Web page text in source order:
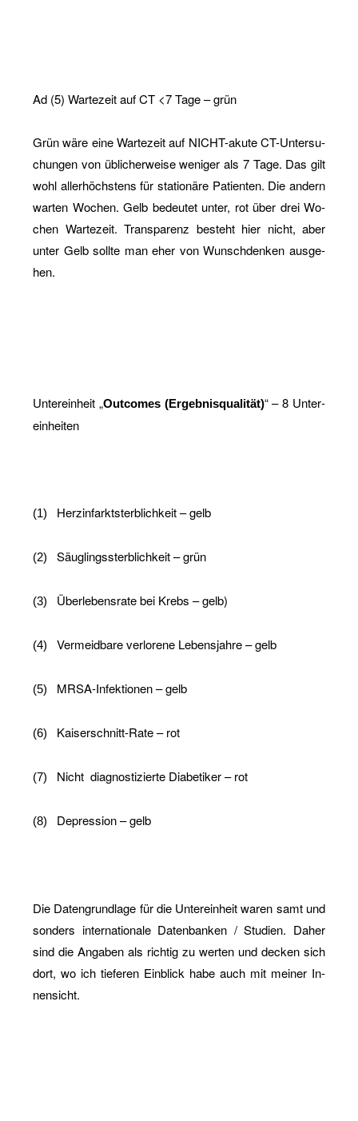
Ad (5) War­te­zeit auf CT <7 Tage – grün
Grün wäre eine War­te­zeit auf NICHT-aku­te CT-Un­ter­su­
chun­gen von üb­li­cher­wei­se we­ni­ger als 7 Tage. Das gilt
wohl al­ler­höchs­tens für sta­tio­nä­re Pa­ti­en­ten. Die an­dern
war­ten Wo­chen. Gelb be­deu­tet unter, rot über drei Wo­
chen War­te­zeit. Trans­pa­renz be­steht hier nicht, aber
unter Gelb soll­te man eher von Wunsch­den­ken aus­ge­
hen.
Un­ter­ein­heit „Out­co­mes (Er­geb­nis­qua­li­tät)“ – 8 Un­ter­
ein­hei­ten
(1) Herz­in­farkt­sterb­lich­keit – gelb
(2) Säug­lings­sterb­lich­keit – grün
(3) Über­le­bens­ra­te bei Krebs – gelb)
(4) Ver­meid­ba­re ver­lo­re­ne Le­bens­jah­re – gelb
(5) MR­SA-In­fek­tio­nen – gelb
(6) Kai­ser­schnitt-Ra­te – rot
(7) Nicht dia­gnos­ti­zier­te Dia­be­ti­ker – rot
(8) De­pres­si­on – gelb
Die Da­ten­grund­la­ge für die Un­ter­ein­heit waren samt und
son­ders in­ter­na­tio­na­le Da­ten­ban­ken / Stu­di­en. Daher
sind die An­ga­ben als rich­tig zu wer­ten und de­cken sich
dort, wo ich tie­fe­ren Ein­blick habe auch mit mei­ner In­
nen­sicht.